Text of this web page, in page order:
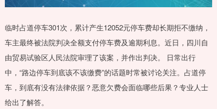
临时占道停车301次，累计产生12052元停车费却长期拒不缴纳，
车主最终被法院判决全额支付停车费及逾期利息。近日，四川自
由贸易试验区人民法院审理了该案，并作出判决。 日常出行
中，“路边停车到底该不该缴费”的话题时常被讨论关注。占道停
车，到底有没有法律依据？恶意欠费会面临哪些后果？专业人士
给出了解答。